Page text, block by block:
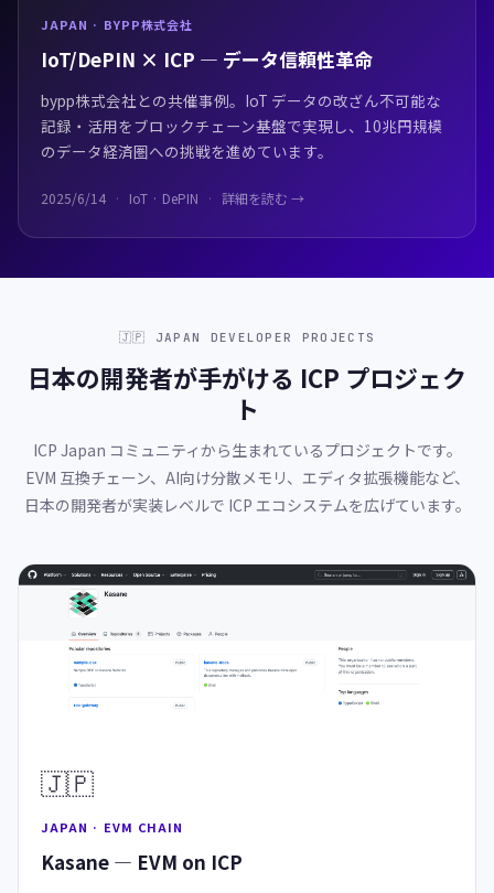
JAPAN · BYPP株式会社
IoT/DePIN × ICP — データ信頼性革命
bypp株式会社との共催事例。IoT データの改ざん不可能な
記録・活用をブロックチェーン基盤で実現し、10兆円規模
のデータ経済圏への挑戦を進めています。
2025/6/14 IoT · DePIN 詳細を読む →
🇯🇵 JAPAN DEVELOPER PROJECTS
日本の開発者が手がける ICP プロジェク
ト
ICP Japan コミュニティから生まれているプロジェクトです。
EVM 互換チェーン、AI向け分散メモリ、エディタ拡張機能など、
日本の開発者が実装レベルで ICP エコシステムを広げています。
🇯🇵
JAPAN · EVM CHAIN
Kasane — EVM on ICP